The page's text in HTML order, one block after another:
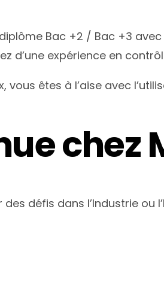
Bac +2 / Bac +3
d’une expérience en
vous êtes à l’aise avec
chez
des défis dans l’Industrie